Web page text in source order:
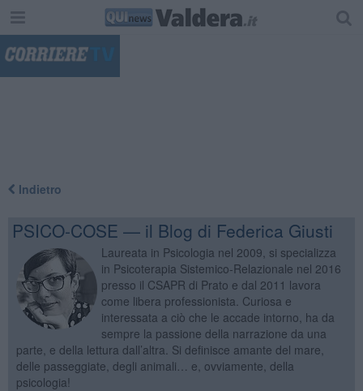
Indietro
PSICO-COSE — il Blog di Federica Giusti
Laureata in Psicologia nel 2009, si specializza
in Psicoterapia Sistemico-Relazionale nel 2016
presso il CSAPR di Prato e dal 2011 lavora
come libera professionista. Curiosa e
interessata a ciò che le accade intorno, ha da
sempre la passione della narrazione da una
parte, e della lettura dall’altra. Si definisce amante del mare,
delle passeggiate, degli animali… e, ovviamente, della
psicologia!